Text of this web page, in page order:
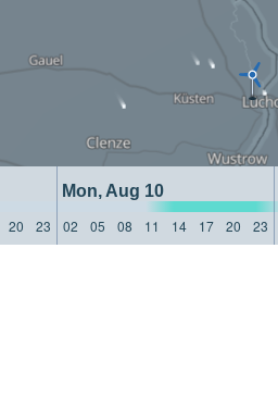
Mon, Aug 10
20 23 02 05 08 11 14 17 20 23